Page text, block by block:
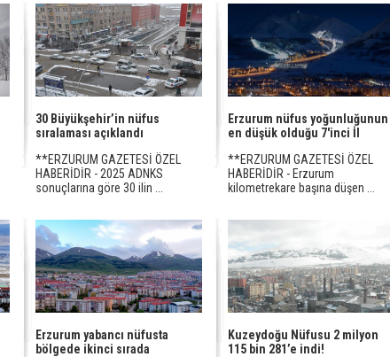
30 Büyükşehir’in nüfus
sıralaması açıklandı
**ERZURUM GAZETESİ ÖZEL
HABERİDİR - 2025 ADNKS
sonuçlarına göre 30 ilin ...
Erzurum nüfus yoğunluğunun
en düşük olduğu 7'inci İl
**ERZURUM GAZETESİ ÖZEL
HABERİDİR - Erzurum
kilometrekare başına düşen ...
Erzurum yabancı nüfusta
bölgede ikinci sırada
Kuzeydoğu Nüfusu 2 milyon
115 bin 281’e indi!